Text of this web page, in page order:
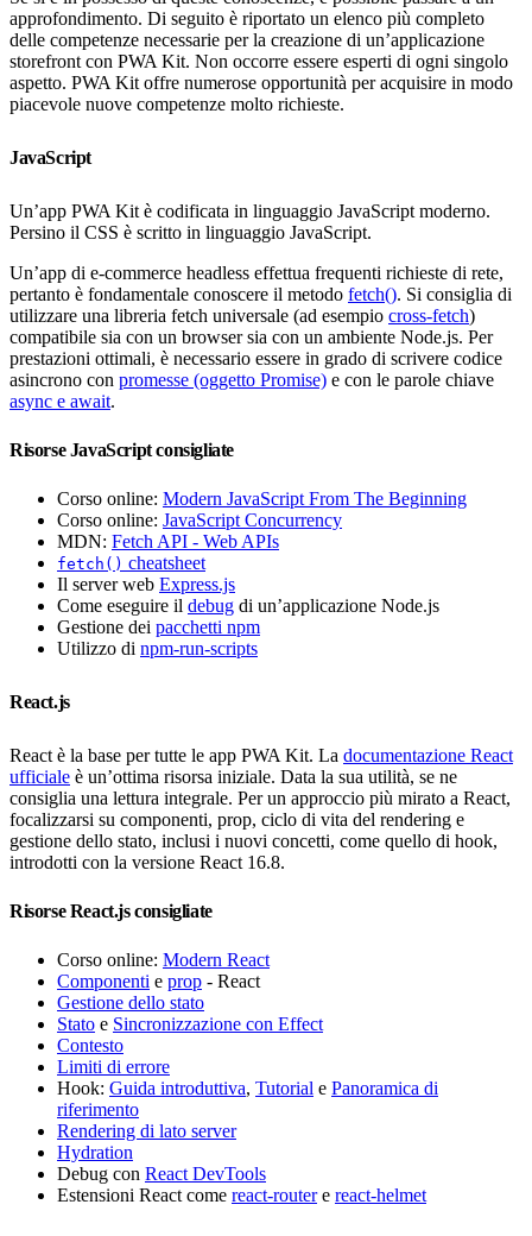
approfondimento. Di seguito è riportato un elenco più completo
delle competenze necessarie per la creazione di un’applicazione
storefront con PWA Kit. Non occorre essere esperti di ogni singolo
aspetto. PWA Kit offre numerose opportunità per acquisire in modo
piacevole nuove competenze molto richieste.
JavaScript
Un’app PWA Kit è codificata in linguaggio JavaScript moderno.
Persino il CSS è scritto in linguaggio JavaScript.
Un’app di e-commerce headless effettua frequenti richieste di rete,
pertanto è fondamentale conoscere il metodo fetch(). Si consiglia di
utilizzare una libreria fetch universale (ad esempio cross-fetch)
compatibile sia con un browser sia con un ambiente Node.js. Per
prestazioni ottimali, è necessario essere in grado di scrivere codice
asincrono con promesse (oggetto Promise) e con le parole chiave
async e await.
Risorse JavaScript consigliate
Corso online: Modern JavaScript From The Beginning
Corso online: JavaScript Concurrency
MDN: Fetch API - Web APIs
fetch() cheatsheet
Il server web Express.js
Come eseguire il debug di un’applicazione Node.js
Gestione dei pacchetti npm
Utilizzo di npm-run-scripts
React.js
React è la base per tutte le app PWA Kit. La documentazione React
ufficiale è un’ottima risorsa iniziale. Data la sua utilità, se ne
consiglia una lettura integrale. Per un approccio più mirato a React,
focalizzarsi su componenti, prop, ciclo di vita del rendering e
gestione dello stato, inclusi i nuovi concetti, come quello di hook,
introdotti con la versione React 16.8.
Risorse React.js consigliate
Corso online: Modern React
Componenti e prop - React
Gestione dello stato
Stato e Sincronizzazione con Effect
Contesto
Limiti di errore
Hook: Guida introduttiva, Tutorial e Panoramica di
riferimento
Rendering di lato server
Hydration
Debug con React DevTools
Estensioni React come react-routere react-helmet